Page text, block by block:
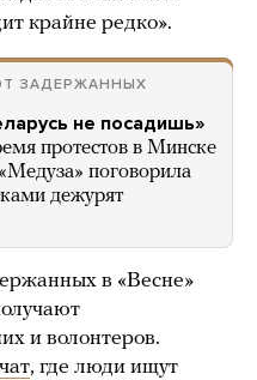
крайне редко».
ЗАДЕРЖАННЫХ
не посадишь»
протестов в Минске
поговорила
дежурят
в «Весне»
и волонтеров.
, где люди ищут